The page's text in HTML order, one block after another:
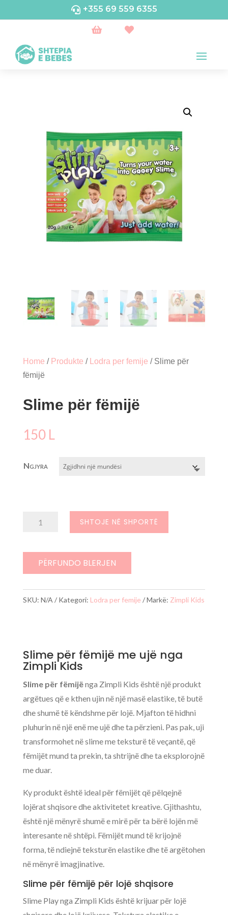
 +355 69 559 6355
 
Home / Produkte / Lodra per femije / Slime për
fëmijë
Slime për fëmijë
150 L
Ngjyra
fëmijë
SHTOJE NË SHPORTË
PËRFUNDO BLERJEN
SKU: N/A Kategori: Lodra per femije Markë: Zimpli Kids
Slime për fëmijë me ujë nga
Zimpli Kids
Slime për fëmijënga Zimpli Kids është një produkt
argëtues që e kthen ujin në një masë elastike, të butë
dhe shumë të këndshme për lojë. Mjafton të hidhni
pluhurin në një enë me ujë dhe ta përzieni. Pas pak, uji
transformohet në slime me teksturë të veçantë, që
fëmijët mund ta prekin, ta shtrijnë dhe ta eksplorojnë
me duar.
Ky produkt është ideal për fëmijët që pëlqejnë
lojërat shqisore dhe aktivitetet kreative. Gjithashtu,
është një mënyrë shumë e mirë për ta bërë lojën më
interesante në shtëpi. Fëmijët mund të krijojnë
forma, të ndiejnë teksturën elastike dhe të argëtohen
në mënyrë imagjinative.
Slime për fëmijë për lojë shqisore
Slime Play nga Zimpli Kids është krijuar për lojë